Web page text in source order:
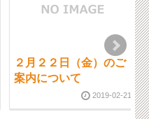
２月２２日（金）のご
案内について
2019-02-21